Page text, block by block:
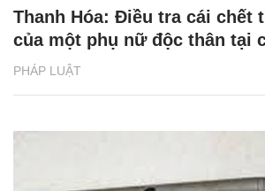
PHÁP LUẬT
Thanh Hóa: Điều tra cái chết
của một phụ nữ độc thân tại